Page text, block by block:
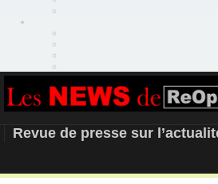
REOPEN911 –
Revue de presse sur